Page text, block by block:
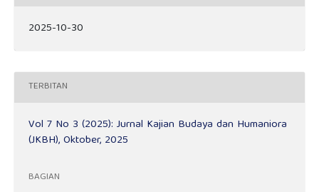
2025-10-30
TERBITAN
Vol 7 No 3 (2025): Jurnal Kajian Budaya dan Humaniora
(JKBH), Oktober, 2025
BAGIAN